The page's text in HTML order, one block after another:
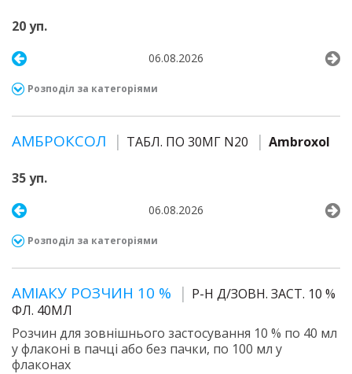
20 уп.
06.08.2026
Розподіл за категоріями
АМБРОКСОЛ ТАБЛ. ПО 30МГ N20 Ambroxol
35 уп.
06.08.2026
Розподіл за категоріями
АМІАКУ РОЗЧИН 10 %
Р-Н Д/ЗОВН. ЗАСТ. 10 %
ФЛ. 40МЛ
Розчин для зовнішнього застосування 10 % по 40 мл
у флаконі в пачці або без пачки, по 100 мл у
флаконах